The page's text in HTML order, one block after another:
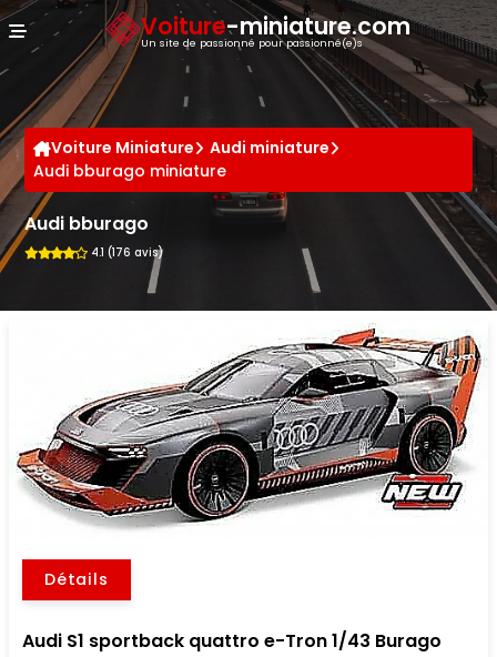
Voiture-miniature.com
Un site de passionné pour passionné(e)s
Voiture Miniature
Audi miniature
Audi bburago miniature
Audi bburago
4.1 (176 avis)
Détails
Audi S1 sportback quattro e-Tron 1/43 Burago
Panneau de gestion des cookies